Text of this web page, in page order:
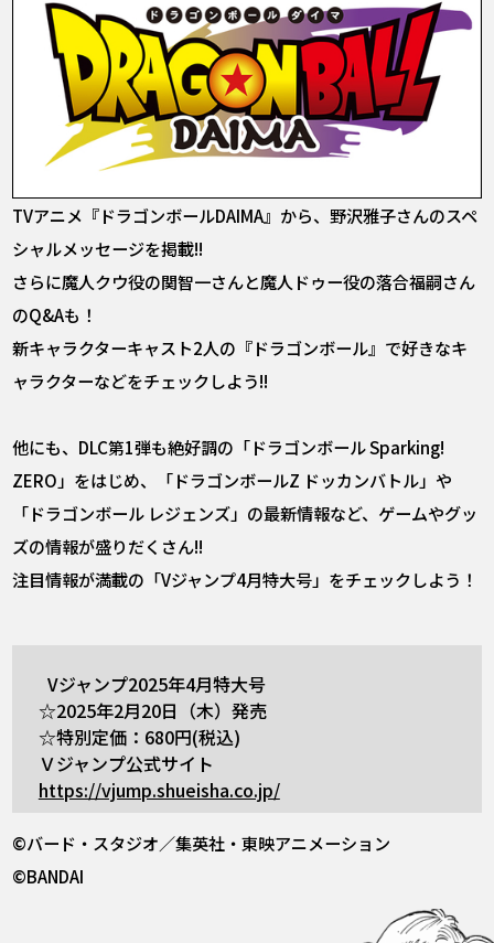
TVアニメ『ドラゴンボールDAIMA』から、野沢雅子さんのスペ
シャルメッセージを掲載!!
さらに魔人クウ役の関智一さんと魔人ドゥー役の落合福嗣さん
のQ&Aも！
新キャラクターキャスト2人の『ドラゴンボール』で好きなキ
ャラクターなどをチェックしよう!!
他にも、DLC第1弾も絶好調の「ドラゴンボール Sparking!
ZERO」をはじめ、「ドラゴンボールZ ドッカンバトル」や
「ドラゴンボール レジェンズ」の最新情報など、ゲームやグッ
ズの情報が盛りだくさん!!
注目情報が満載の「Vジャンプ4月特大号」をチェックしよう！
Vジャンプ2025年4月特大号
☆2025年2月20日（木）発売
☆特別定価：680円(税込)
Ｖジャンプ公式サイト
https://vjump.shueisha.co.jp/
©バード・スタジオ／集英社・東映アニメーション
©BANDAI